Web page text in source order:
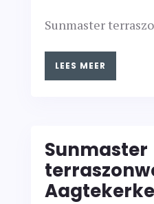
Sunmaster
LEES MEER
Sunmaster
Aagtekerke